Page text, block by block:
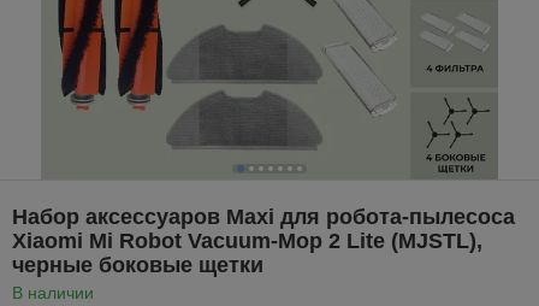
Набор аксессуаров Maxi для робота-пылесоса
Xiaomi Mi Robot Vacuum-Mop 2 Lite (MJSTL),
черные боковые щетки
В наличии